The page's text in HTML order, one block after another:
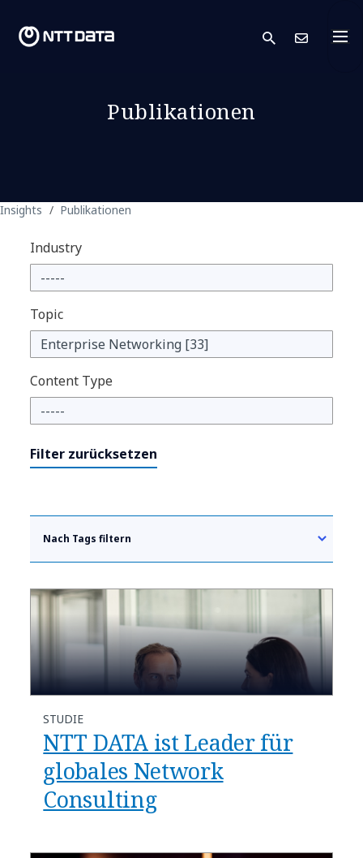
search
Publikationen
Insights Publikationen
Industry
Topic
Content Type
Filter zurücksetzen
Nach Tags filtern
STUDIE
NTT DATA ist Leader für
globales Network
Consulting